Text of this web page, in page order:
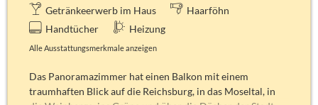
Getränkeerwerb im Haus
Haarföhn
Handtücher
Heizung
Alle Ausstattungsmerkmale anzeigen
Das Panoramazimmer hat einen Balkon mit einem
traumhaften Blick auf die Reichsburg, in das Moseltal, in